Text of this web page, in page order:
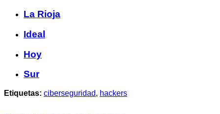
La Rioja
Ideal
Hoy
Sur
Etiquetas: ciberseguridad, hackers